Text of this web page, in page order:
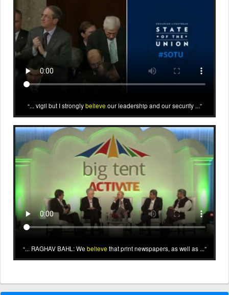
... vigil but I stronglybelieve our leadership and our security ...
... RAGHAV BAHL: We believe that print newspapers, as well as ...